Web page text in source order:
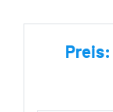
Preis: